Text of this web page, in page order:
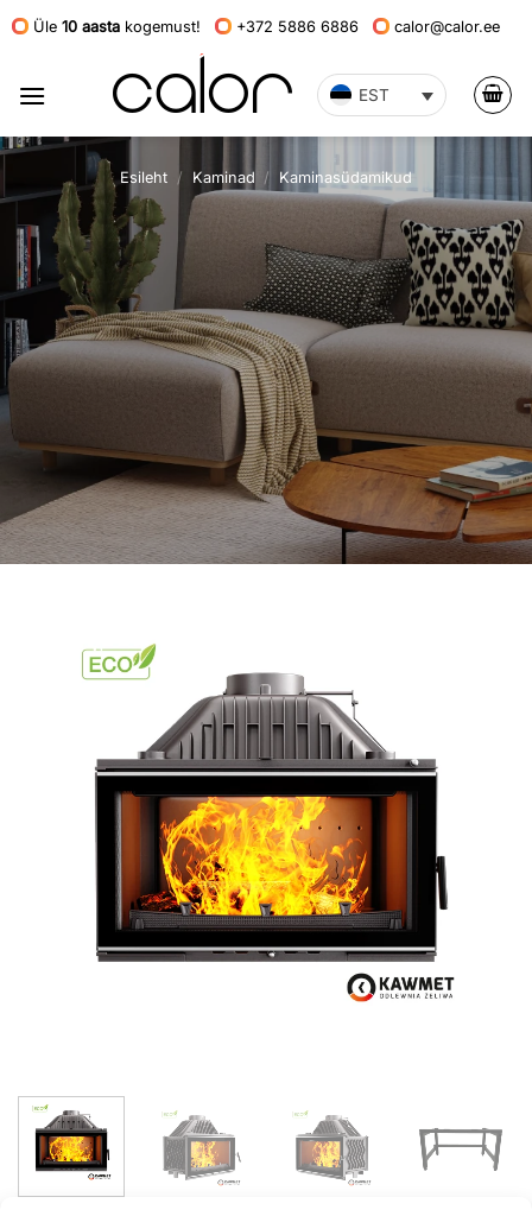
Skip
Üle 10 aastakogemust! +372 5886 6886 calor@calor.ee
EST
Esileht / Kaminad / Kaminasüdamikud